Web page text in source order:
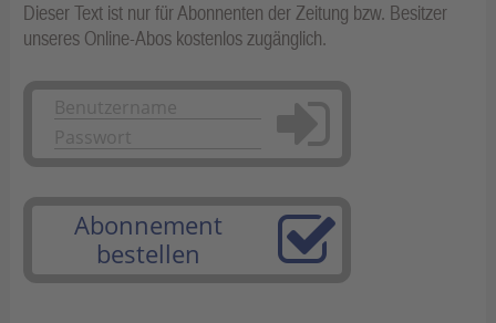
Dieser Text ist nur für Abonnenten der Zeitung bzw. Besitzer
unseres Online-Abos kostenlos zugänglich.
Anmelden
Abonnement
bestellen